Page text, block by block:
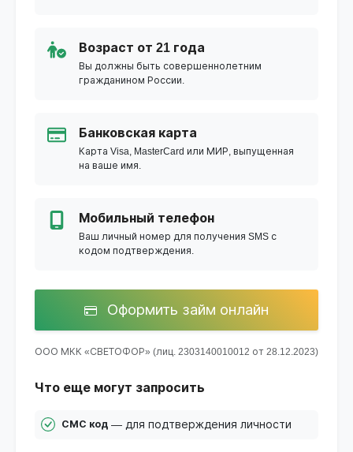
Возраст от 21 года
Вы должны быть совершеннолетним
гражданином России.
Банковская карта
Карта Visa, MasterCard или МИР, выпущенная
на ваше имя.
Мобильный телефон
Ваш личный номер для получения SMS с
кодом подтверждения.
Оформить займ онлайн
ООО МКК «СВЕТОФОР» (лиц. 2303140010012 от 28.12.2023)
Что еще могут запросить
СМС код — для подтверждения личности